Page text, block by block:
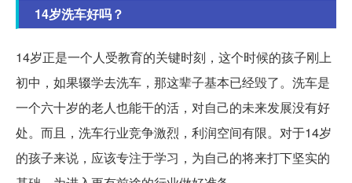
14岁洗车好吗？
14岁正是一个人受教育的关键时刻，这个时候的孩子刚上
初中，如果辍学去洗车，那这辈子基本已经毁了。洗车是
一个六十岁的老人也能干的活，对自己的未来发展没有好
处。而且，洗车行业竞争激烈，利润空间有限。对于14岁
的孩子来说，应该专注于学习，为自己的将来打下坚实的